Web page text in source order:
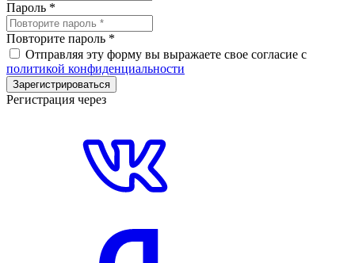
Пароль *
Повторите пароль *
Отправляя эту форму вы выражаете свое согласие с
политикой конфиденциальности
Зарегистрироваться
Регистрация через